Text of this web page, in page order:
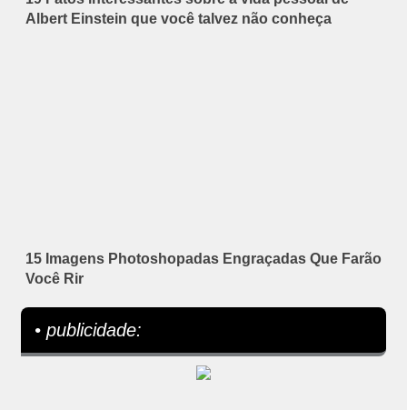
Albert Einstein que você talvez não conheça
15 Imagens Photoshopadas Engraçadas Que Farão
Você Rir
• publicidade: